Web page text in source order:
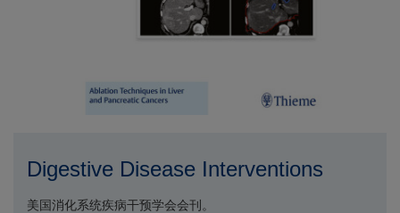
Digestive Disease Interventions
美国消化系统疾病干预学会会刊。